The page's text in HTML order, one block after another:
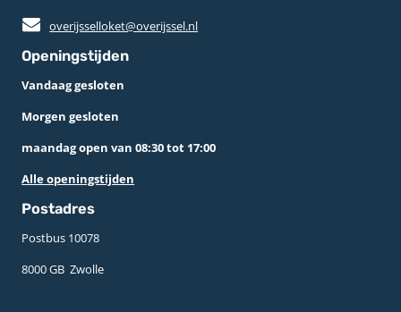
overijsselloket@overijssel.nl
Openingstijden
Vandaag gesloten
Morgen gesloten
maandag open van 08:30 tot 17:00
Alle openingstijden
Postadres
Postbus 10078 ­
8000 GB ­ Zwolle